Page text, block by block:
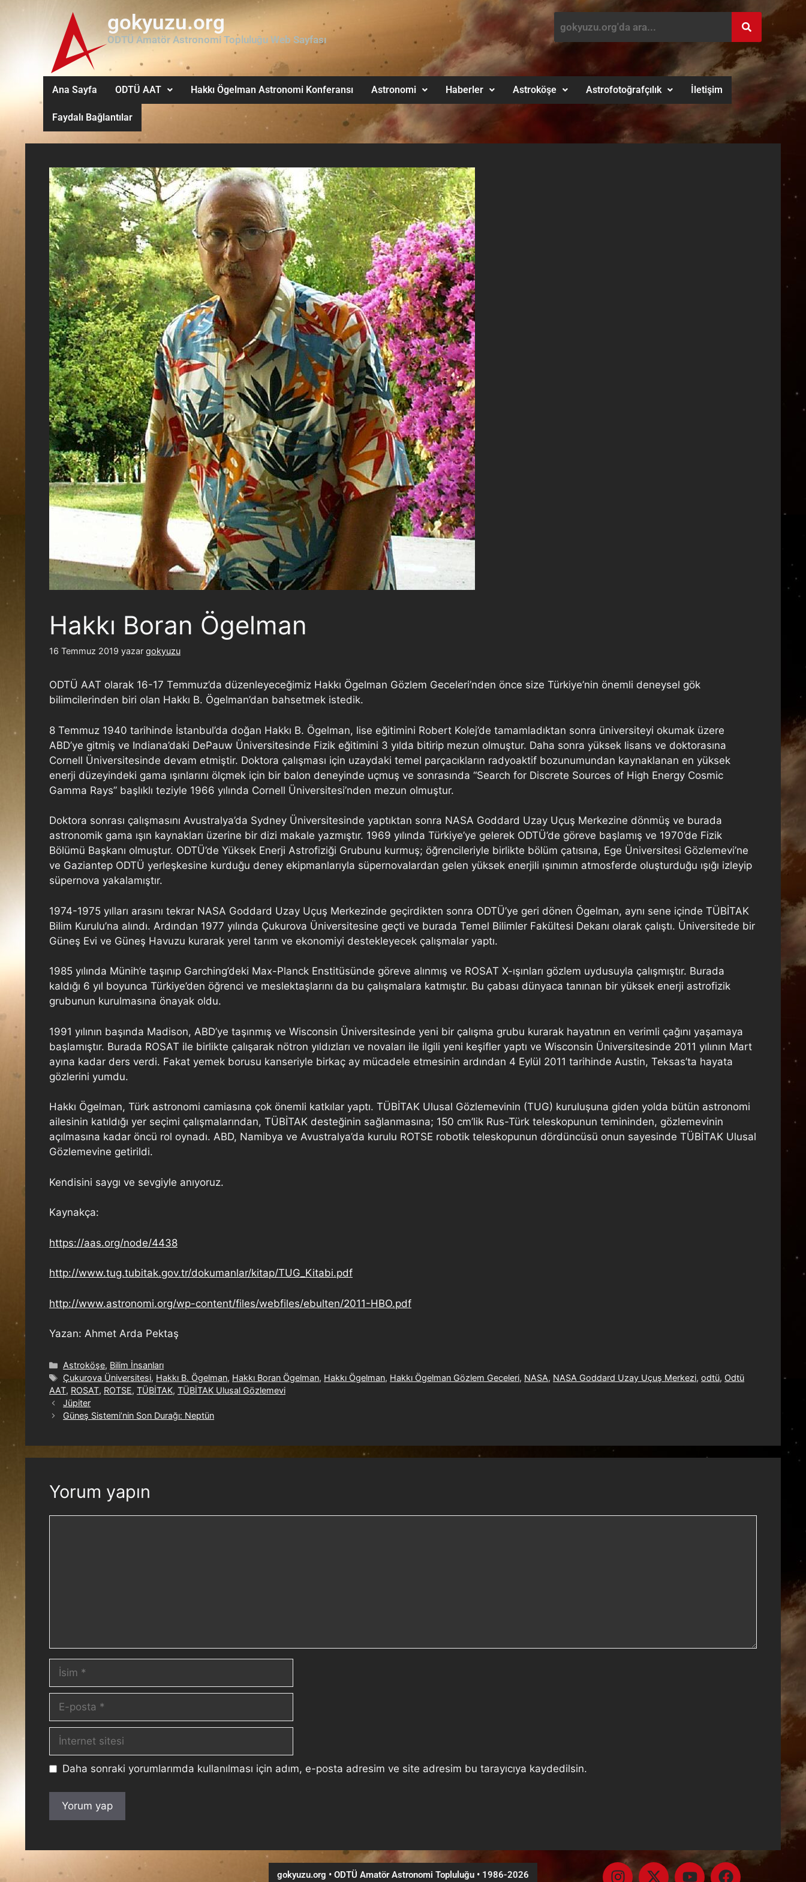
gokyuzu.org
ODTÜ Amatör Astronomi Topluluğu Web Sayfası
Ana Sayfa ODTÜ AAT Hakkı Ögelman Astronomi Konferansı Astronomi Haberler Astroköşe Astrofotoğrafçılık İletişim
Faydalı Bağlantılar
Hakkı Boran Ögelman
16 Temmuz 2019 yazar gokyuzu
ODTÜ AAT olarak 16-17 Temmuz’da düzenleyeceğimiz Hakkı Ögelman Gözlem Geceleri’nden önce size Türkiye’nin önemli deneysel gök
bilimcilerinden biri olan Hakkı B. Ögelman’dan bahsetmek istedik.
8 Temmuz 1940 tarihinde İstanbul’da doğan Hakkı B. Ögelman, lise eğitimini Robert Kolej’de tamamladıktan sonra üniversiteyi okumak üzere
ABD’ye gitmiş ve Indiana’daki DePauw Üniversitesinde Fizik eğitimini 3 yılda bitirip mezun olmuştur. Daha sonra yüksek lisans ve doktorasına
Cornell Üniversitesinde devam etmiştir. Doktora çalışması için uzaydaki temel parçacıkların radyoaktif bozunumundan kaynaklanan en yüksek
enerji düzeyindeki gama ışınlarını ölçmek için bir balon deneyinde uçmuş ve sonrasında “Search for Discrete Sources of High Energy Cosmic
Gamma Rays” başlıklı teziyle 1966 yılında Cornell Üniversitesi’nden mezun olmuştur.
Doktora sonrası çalışmasını Avustralya’da Sydney Üniversitesinde yaptıktan sonra NASA Goddard Uzay Uçuş Merkezine dönmüş ve burada
astronomik gama ışın kaynakları üzerine bir dizi makale yazmıştır. 1969 yılında Türkiye’ye gelerek ODTÜ’de göreve başlamış ve 1970’de Fizik
Bölümü Başkanı olmuştur. ODTÜ’de Yüksek Enerji Astrofiziği Grubunu kurmuş; öğrencileriyle birlikte bölüm çatısına, Ege Üniversitesi Gözlemevi’ne
ve Gaziantep ODTÜ yerleşkesine kurduğu deney ekipmanlarıyla süpernovalardan gelen yüksek enerjili ışınımın atmosferde oluşturduğu ışığı izleyip
süpernova yakalamıştır.
1974-1975 yılları arasını tekrar NASA Goddard Uzay Uçuş Merkezinde geçirdikten sonra ODTÜ’ye geri dönen Ögelman, aynı sene içinde TÜBİTAK
Bilim Kurulu’na alındı. Ardından 1977 yılında Çukurova Üniversitesine geçti ve burada Temel Bilimler Fakültesi Dekanı olarak çalıştı. Üniversitede bir
Güneş Evi ve Güneş Havuzu kurarak yerel tarım ve ekonomiyi destekleyecek çalışmalar yaptı.
1985 yılında Münih’e taşınıp Garching’deki Max-Planck Enstitüsünde göreve alınmış ve ROSAT X-ışınları gözlem uydusuyla çalışmıştır. Burada
kaldığı 6 yıl boyunca Türkiye’den öğrenci ve meslektaşlarını da bu çalışmalara katmıştır. Bu çabası dünyaca tanınan bir yüksek enerji astrofizik
grubunun kurulmasına önayak oldu.
1991 yılının başında Madison, ABD’ye taşınmış ve Wisconsin Üniversitesinde yeni bir çalışma grubu kurarak hayatının en verimli çağını yaşamaya
başlamıştır. Burada ROSAT ile birlikte çalışarak nötron yıldızları ve novaları ile ilgili yeni keşifler yaptı ve Wisconsin Üniversitesinde 2011 yılının Mart
ayına kadar ders verdi. Fakat yemek borusu kanseriyle birkaç ay mücadele etmesinin ardından 4 Eylül 2011 tarihinde Austin, Teksas’ta hayata
gözlerini yumdu.
Hakkı Ögelman, Türk astronomi camiasına çok önemli katkılar yaptı. TÜBİTAK Ulusal Gözlemevinin (TUG) kuruluşuna giden yolda bütün astronomi
ailesinin katıldığı yer seçimi çalışmalarından, TÜBİTAK desteğinin sağlanmasına; 150 cm’lik Rus-Türk teleskopunun temininden, gözlemevinin
açılmasına kadar öncü rol oynadı. ABD, Namibya ve Avustralya’da kurulu ROTSE robotik teleskopunun dördüncüsü onun sayesinde TÜBİTAK Ulusal
Gözlemevine getirildi.
Kendisini saygı ve sevgiyle anıyoruz.
Kaynakça:
https://aas.org/node/4438
http://www.tug.tubitak.gov.tr/dokumanlar/kitap/TUG_Kitabi.pdf
http://www.astronomi.org/wp-content/files/webfiles/ebulten/2011-HBO.pdf
Yazan: Ahmet Arda Pektaş
Astroköşe, Bilim İnsanları
Çukurova Üniversitesi, Hakkı B. Ögelman, Hakkı Boran Ögelman, Hakkı Ögelman, Hakkı Ögelman Gözlem Geceleri, NASA, NASA Goddard Uzay Uçuş Merkezi,odtü, Odtü
AAT, ROSAT, ROTSE, TÜBİTAK, TÜBİTAK Ulusal Gözlemevi
Jüpiter
Güneş Sistemi’nin Son Durağı: Neptün
Yorum yapın
Daha sonraki yorumlarımda kullanılması için adım, e-posta adresim ve site adresim bu tarayıcıya kaydedilsin.
gokyuzu.org • ODTÜ Amatör Astronomi Topluluğu • 1986-2026